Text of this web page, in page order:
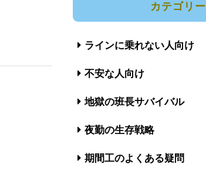
カテゴリー
ラインに乗れない人向け
不安な人向け
地獄の班長サバイバル
夜勤の生存戦略
期間工のよくある疑問